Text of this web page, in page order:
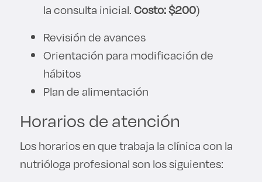
la consulta inicial.Costo: $200)
Revisión de avances
Orientación para modificación de
hábitos
Plan de alimentación
Horarios de atención
Los horarios en que trabaja la clínica con la
nutrióloga profesional son los siguientes: